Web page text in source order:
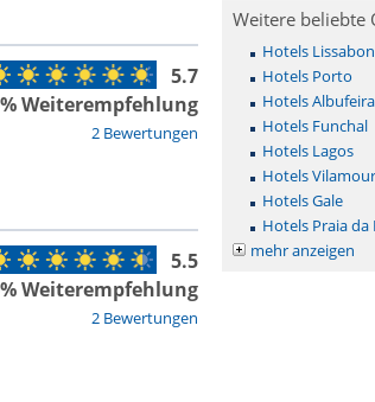
2 Bewertungen
5.7
Weiterempfehlung
2 Bewertungen
5.5
Weiterempfehlung
Weitere beliebte
Hotels Lissabon
Hotels Porto
Hotels Albufeira
Hotels Funchal
Hotels Lagos
Hotels
Hotels Gale
Hotels Praia da
mehr anzeigen